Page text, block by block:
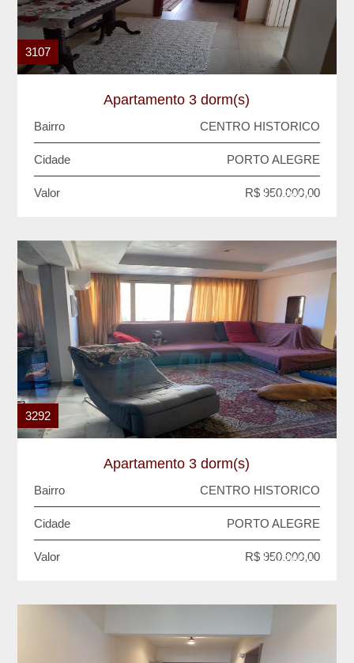
3107
Apartamento 3 dorm(s)
Bairro CENTRO HISTORICO
Cidade PORTO ALEGRE
Valor R$ 950.000,00
VENDA
3292
Apartamento 3 dorm(s)
Bairro CENTRO HISTORICO
Cidade PORTO ALEGRE
Valor R$ 950.000,00
VENDA